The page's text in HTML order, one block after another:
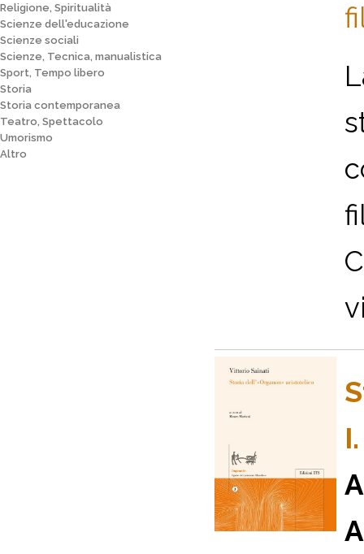
Religione, Spiritualità
Scienze dell'educazione
Scienze sociali
Scienze, Tecnica, manualistica
Sport, Tempo libero
Storia
Storia contemporanea
Teatro, Spettacolo
Umorismo
Altro